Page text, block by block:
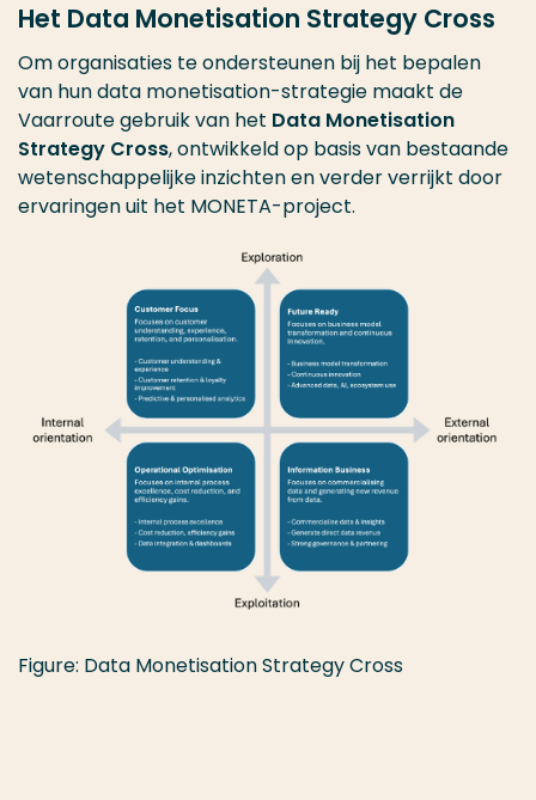
Het Data Monetisation Strategy Cross
Om organisaties te ondersteunen bij het bepalen
van hun data monetisation-strategie maakt de
Vaarroute gebruik van het Data Monetisation
Strategy Cross, ontwikkeld op basis van bestaande
wetenschappelijke inzichten en verder verrijkt door
ervaringen uit het MONETA-project.
Figure: Data Monetisation Strategy Cross